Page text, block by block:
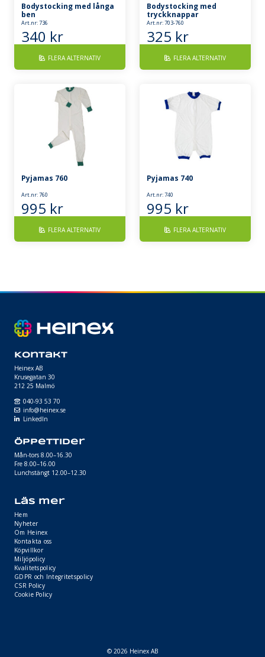
Bodystocking med långa
ben
Art.nr: 736
340 kr
FLERA ALTERNATIV
Bodystocking med
tryckknappar
Art.nr: 703-760
325 kr
FLERA ALTERNATIV
Pyjamas 760
Art.nr: 760
995 kr
FLERA ALTERNATIV
Pyjamas 740
Art.nr: 740
995 kr
FLERA ALTERNATIV
Kontakt
Heinex AB
Krusegatan 30
212 25 Malmö
040-93 53 70
info@heinex.se
LinkedIn
Öppettider
Mån-tors 8.00–16.30
Fre 8.00–16.00
Lunchstängt 12.00–12.30
Läs mer
Hem
Nyheter
Om Heinex
Kontakta oss
Köpvillkor
Miljöpolicy
Kvalitetspolicy
GDPR och Integritetspolicy
CSR Policy
Cookie Policy
© 2026 Heinex AB